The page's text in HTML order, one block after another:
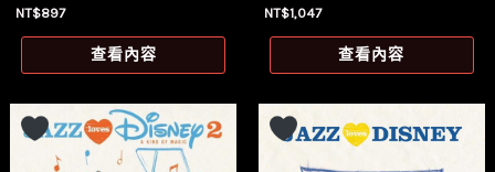
NT$897
查看內容
NT$1,047
查看內容